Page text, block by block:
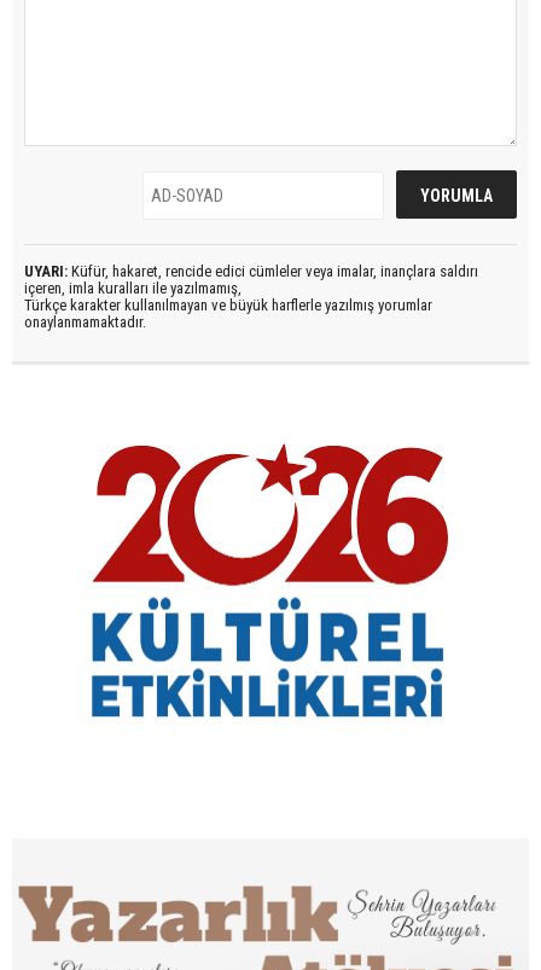
UYARI: Küfür, hakaret, rencide edici cümleler veya imalar, inançlara saldırı
içeren, imla kuralları ile yazılmamış,
Türkçe karakter kullanılmayan ve büyük harflerle yazılmış yorumlar
onaylanmamaktadır.